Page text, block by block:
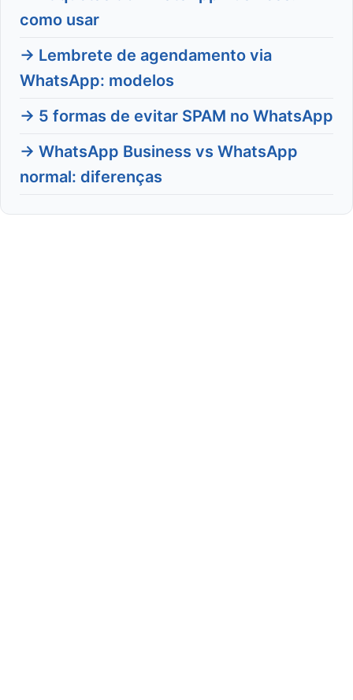
como usar
→ Lembrete de agendamento via
WhatsApp: modelos
→ 5 formas de evitar SPAM no WhatsApp
→ WhatsApp Business vs WhatsApp
normal: diferenças